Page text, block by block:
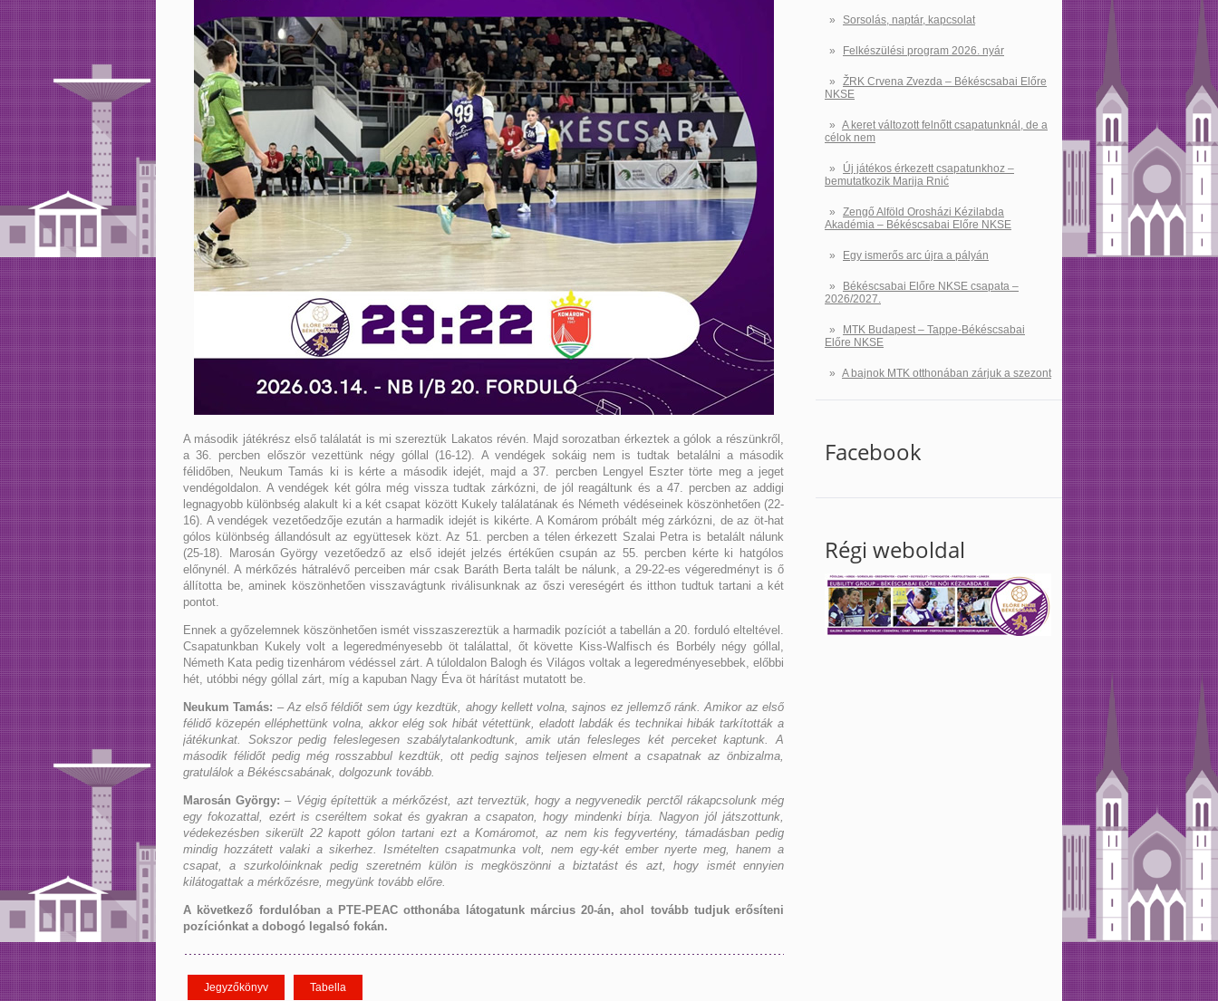
Sorsolás, naptár, kapcsolat
Felkészülési program 2026. nyár
ŽRK Crvena Zvezda – Békéscsabai Előre
NKSE
A keret változott felnőtt csapatunknál, de a
célok nem
Új játékos érkezett csapatunkhoz –
bemutatkozik Marija Rnić
Zengő Alföld Orosházi Kézilabda
Akadémia – Békéscsabai Előre NKSE
Egy ismerős arc újra a pályán
Békéscsabai Előre NKSE csapata –
2026/2027.
MTK Budapest – Tappe-Békéscsabai
Előre NKSE
A bajnok MTK otthonában zárjuk a szezont
Facebook
Régi weboldal
A második játékrész első találatát is mi szereztük Lakatos révén. Majd sorozatban érkeztek a gólok a részünkről,
a 36. percben először vezettünk négy góllal (16-12). A vendégek sokáig nem is tudtak betalálni a második
félidőben, Neukum Tamás ki is kérte a második idejét, majd a 37. percben Lengyel Eszter törte meg a jeget
vendégoldalon. A vendégek két gólra még vissza tudtak zárkózni, de jól reagáltunk és a 47. percben az addigi
legnagyobb különbség alakult ki a két csapat között Kukely találatának és Németh védéseinek köszönhetően (22-
16). A vendégek vezetőedzője ezután a harmadik idejét is kikérte. A Komárom próbált még zárkózni, de az öt-hat
gólos különbség állandósult az együttesek közt. Az 51. percben a télen érkezett Szalai Petra is betalált nálunk
(25-18). Marosán György vezetőedző az első idejét jelzés értékűen csupán az 55. percben kérte ki hatgólos
előnynél. A mérkőzés hátralévő perceiben már csak Baráth Berta talált be nálunk, a 29-22-es végeredményt is ő
állította be, aminek köszönhetően visszavágtunk riválisunknak az őszi vereségért és itthon tudtuk tartani a két
pontot.
Ennek a győzelemnek köszönhetően ismét visszaszereztük a harmadik pozíciót a tabellán a 20. forduló elteltével.
Csapatunkban Kukely volt a legeredményesebb öt találattal, őt követte Kiss-Walfisch és Borbély négy góllal,
Németh Kata pedig tizenhárom védéssel zárt. A túloldalon Balogh és Világos voltak a legeredményesebbek, előbbi
hét, utóbbi négy góllal zárt, míg a kapuban Nagy Éva öt hárítást mutatott be.
Neukum Tamás: – Az első féldiőt sem úgy kezdtük, ahogy kellett volna, sajnos ez jellemző ránk. Amikor az első
félidő közepén elléphettünk volna, akkor elég sok hibát vétettünk, eladott labdák és technikai hibák tarkították a
játékunkat. Sokszor pedig feleslegesen szabálytalankodtunk, amik után felesleges két perceket kaptunk. A
második félidőt pedig még rosszabbul kezdtük, ott pedig sajnos teljesen elment a csapatnak az önbizalma,
gratulálok a Békéscsabának, dolgozunk tovább.
Marosán György: – Végig építettük a mérkőzést, azt terveztük, hogy a negyvenedik perctől rákapcsolunk még
egy fokozattal, ezért is cseréltem sokat és gyakran a csapaton, hogy mindenki bírja. Nagyon jól játszottunk,
védekezésben sikerült 22 kapott gólon tartani ezt a Komáromot, az nem kis fegyvertény, támadásban pedig
mindig hozzátett valaki a sikerhez. Ismételten csapatmunka volt, nem egy-két ember nyerte meg, hanem a
csapat, a szurkolóinknak pedig szeretném külön is megköszönni a biztatást és azt, hogy ismét ennyien
kilátogattak a mérkőzésre, megyünk tovább előre.
A következő fordulóban a PTE-PEAC otthonába látogatunk március 20-án, ahol tovább tudjuk erősíteni
pozíciónkat a dobogó legalsó fokán.
Jegyzőkönyv Tabella